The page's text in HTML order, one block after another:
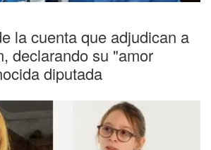
la cuenta que adjudican a
declarando su "amor
diputada